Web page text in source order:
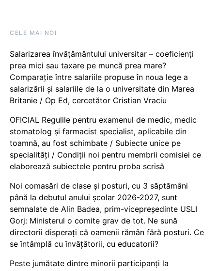
CELE MAI NOI
Salarizarea învățământului universitar – coeficienți
prea mici sau taxare pe muncă prea mare?
Comparație între salariile propuse în noua lege a
salarizării și salariile de la o universitate din Marea
Britanie / Op Ed, cercetător Cristian Vraciu
OFICIAL Regulile pentru examenul de medic, medic
stomatolog și farmacist specialist, aplicabile din
toamnă, au fost schimbate / Subiecte unice pe
specialități / Condiții noi pentru membrii comisiei ce
elaborează subiectele pentru proba scrisă
Noi comasări de clase și posturi, cu 3 săptămâni
până la debutul anului școlar 2026-2027, sunt
semnalate de Alin Badea, prim-vicepreședinte USLI
Gorj: Ministerul o comite grav de tot. Ne sună
directorii disperați că oamenii rămân fără posturi. Ce
se întâmplă cu învățătorii, cu educatorii?
Peste jumătate dintre minorii participanți la